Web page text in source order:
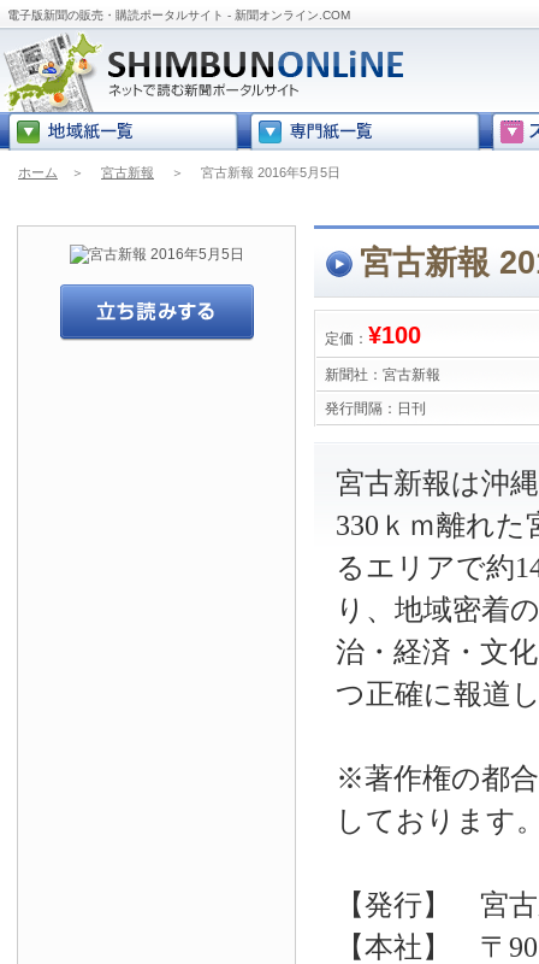
電子版新聞の販売・購読ポータルサイト - 新聞オンライン.COM
ホーム ＞ 宮古新報 ＞ 宮古新報 2016年5月5日
宮古新報
定価： ¥100
新聞社： 宮古新報
発行間隔： 日刊
宮古新報は沖
330ｋｍ離れ
るエリアで約
り、地域密着
治・経済・文
つ正確に報道
※著作権の都
しております
【発行】 宮
【本社】 〒